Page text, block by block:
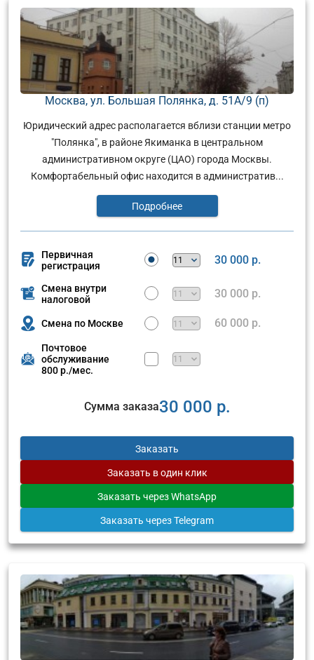
Москва, ул. Большая Полянка, д. 51А/9 (п)
Юридический адрес располагается вблизи станции метро
"Полянка", в районе Якиманка в центральном
административном округе (ЦАО) города Москвы.
Комфортабельный офис находится в административ...
Подробнее
Первичная
регистрация
30 000 р.
Смена внутри
налоговой
30 000 р.
Смена по Москве 60 000 р.
Почтовое
обслуживание
800 р./мес.
Сумма заказа30 000 р.
Заказать
Заказать в один клик
Заказать через WhatsApp
Заказать через Telegram